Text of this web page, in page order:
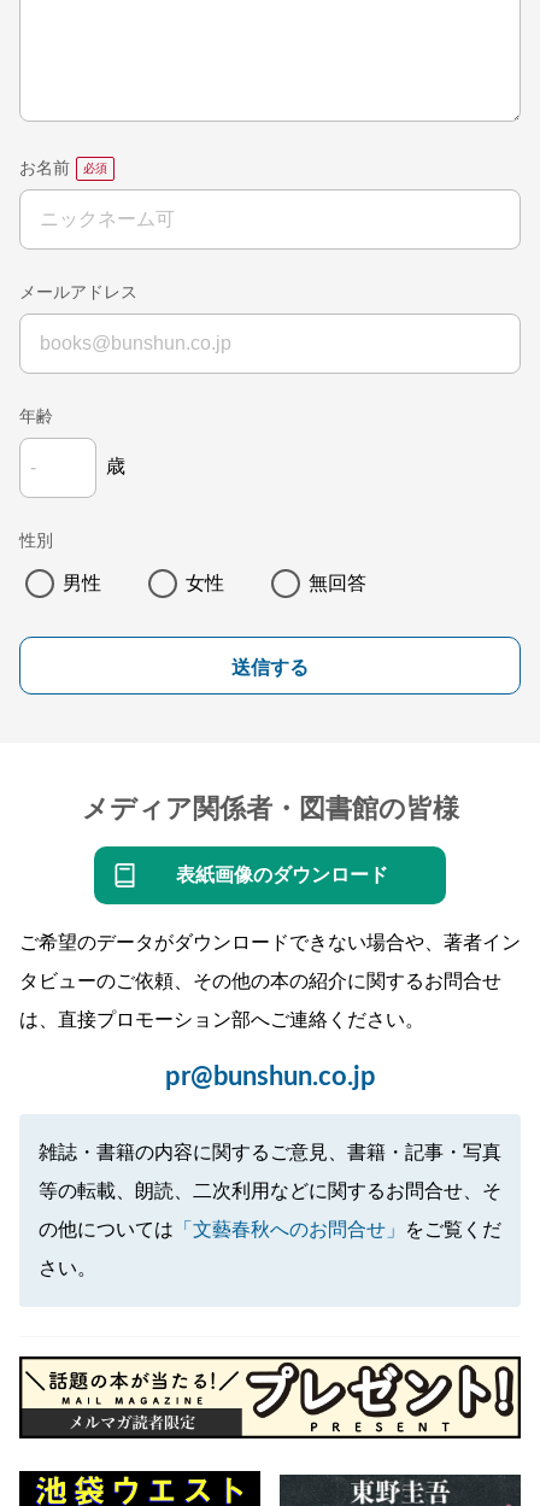
お名前
メールアドレス
年齢
歳
性別
男性 女性 無回答
送信する
メディア関係者・図書館の皆様
表紙画像のダウンロード
ご希望のデータがダウンロードできない場合や、著者イン
タビューのご依頼、その他の本の紹介に関するお問合せ
は、直接プロモーション部へご連絡ください。
pr@bunshun.co.jp
雑誌・書籍の内容に関するご意見、書籍・記事・写真
等の転載、朗読、二次利用などに関するお問合せ、そ
の他については 「文藝春秋へのお問合せ」
をご覧くだ
さい。